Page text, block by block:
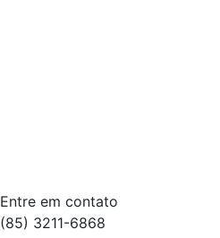
Entre em contato
(85) 3211-6868